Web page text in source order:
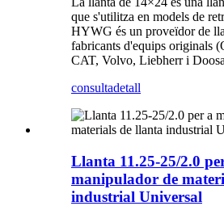
que s'utilitza en models de
HYWG és un proveïdor de
fabricants d'equips originals
CAT, Volvo, Liebherr i
consultadetall
Llanta 11.25-25/2.0
manipulador de
industrial Universal